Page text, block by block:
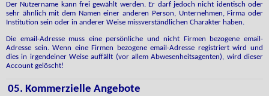
Der Nutzername kann frei gewählt werden. Er darf jedoch nicht identisch oder
sehr ähnlich mit dem Namen einer anderen Person, Unternehmen, Firma oder
Institution sein oder in anderer Weise missverständlichen Charakter haben.
Die email-Adresse muss eine persönliche und nicht Firmen bezogene email-
Adresse sein. Wenn eine Firmen bezogene email-Adresse registriert wird und
dies in irgendeiner Weise auffällt (vor allem Abwesenheitsagenten), wird dieser
Account gelöscht!
05. Kommerzielle Angebote